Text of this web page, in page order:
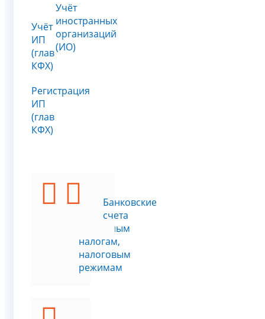
Учёт
ИП
(глав
КФХ)
Регистрация
ИП
(глав
КФХ)
Учёт
иностранных
организаций
(ИО)
Учёт
отдельным
налогам,
налоговым
режимам
Банковские
счета